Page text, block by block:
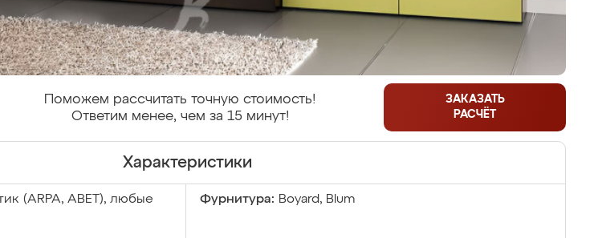
Поможем рассчитать точную стоимость!
Ответим менее, чем за 15 минут!
ЗАКАЗАТЬ
РАСЧЁТ
Характеристики
(ARPA, ABET), любые
Фурнитура: Boyard, Blum